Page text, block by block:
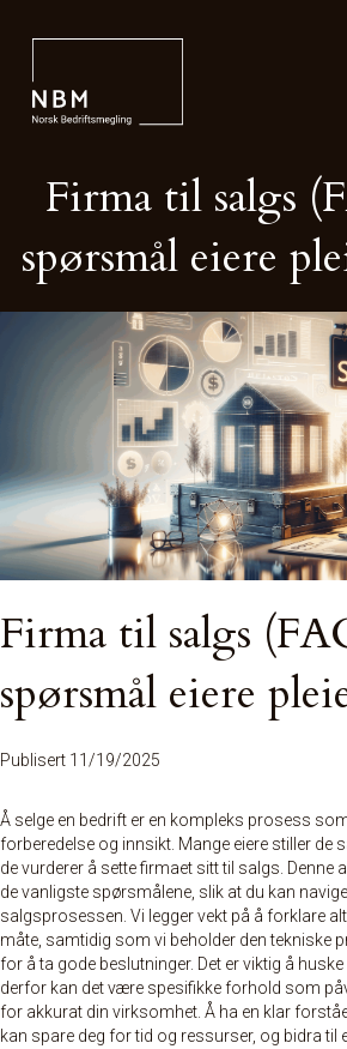
Firma til salgs
spørsmål eiere
Firma til salgs
spørsmål eiere
Publisert 11/19/2025
Å selge en bedrift er en kompleks prosess
forberedelse og innsikt. Mange eiere stiller de
de vurderer å sette firmaet sitt til salgs. Denne
de vanligste spørsmålene, slik at du kan
salgsprosessen. Vi legger vekt på å forklare
måte, samtidig som vi beholder den tekniske
for å ta gode beslutninger. Det er viktig å
derfor kan det være spesifikke forhold som
for akkurat din virksomhet. Å ha en klar
kan spare deg for tid og ressurser, og bidra til